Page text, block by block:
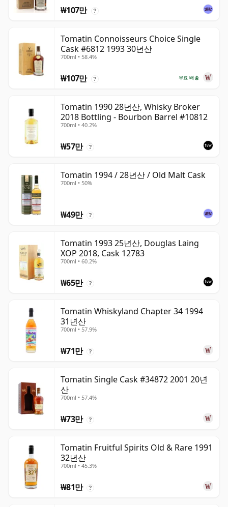
₩107만 ?
Tomatin Connoisseurs Choice Single
Cask #6812 1993 30년산
700ml • 58.4%
무료 배송
₩107만 ?
Tomatin 1990 28년산, Whisky Broker
2018 Bottling - Bourbon Barrel #10812
700ml • 40.2%
₩57만 ?
Tomatin 1994 / 28년산 / Old Malt Cask
700ml • 50%
₩49만 ?
Tomatin 1993 25년산, Douglas Laing
XOP 2018, Cask 12783
700ml • 60.2%
₩65만 ?
Tomatin Whiskyland Chapter 34 1994
31년산
700ml • 57.9%
₩71만 ?
Tomatin Single Cask #34872 2001 20년
산
700ml • 57.4%
₩73만 ?
Tomatin Fruitful Spirits Old & Rare 1991
32년산
700ml • 45.3%
₩81만 ?